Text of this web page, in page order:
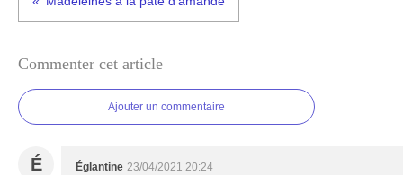
Commenter cet article
Ajouter un commentaire
É Églantine 23/04/2021 20:24